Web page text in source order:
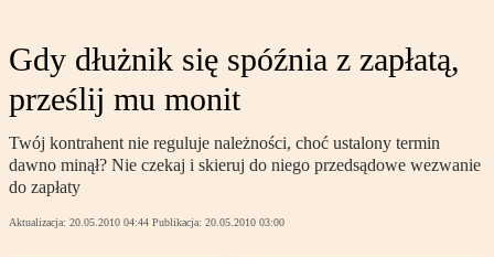
Gdy dłużnik się spóźnia z zapłatą,
prześlij mu monit
Twój kontrahent nie reguluje należności, choć ustalony termin
dawno minął? Nie czekaj i skieruj do niego przedsądowe wezwanie
do zapłaty
Aktualizacja: 20.05.2010 04:44 Publikacja: 20.05.2010 03:00